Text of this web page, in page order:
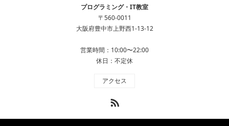
プログラミング・IT教室
〒560-0011
大阪府豊中市上野西1-13-12
営業時間：10:00〜22:00
休日：不定休
アクセス